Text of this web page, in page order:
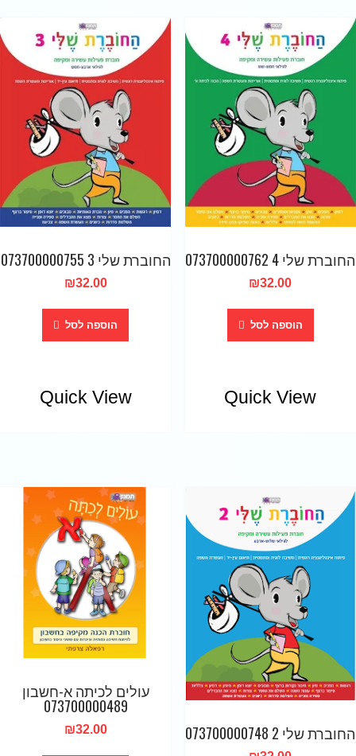
החוברת שלי 4 073700000762
₪32.00
הוספה לסל
Quick View
החוברת שלי 3 073700000755
₪32.00
הוספה לסל
Quick View
החוברת שלי 2 073700000748
עולים לכיתה א-חשבון
073700000489
₪32.00